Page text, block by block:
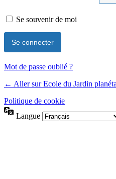
Se souvenir de moi
Mot de passe oublié ?
← Aller sur Ecole du Jardin
Politique de cookie
Langue